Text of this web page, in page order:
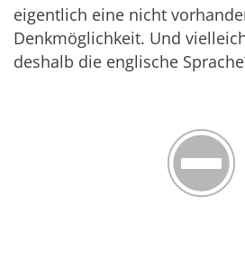
eigentlich eine nicht
Denkmöglichkeit. Und
deshalb die englische